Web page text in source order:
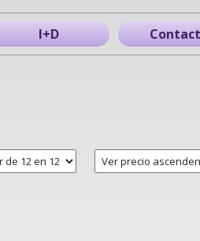
I+D